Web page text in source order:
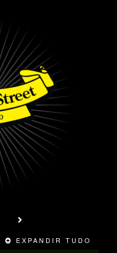
EXPANDIR TUDO